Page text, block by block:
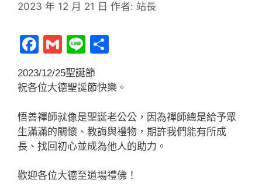
2023 年 12 月 21 日 作者: 站長
F
c
b
o
o
k
G
m
ai
Li
n
e
2023/12/25聖誕節
祝各位大德聖誕節快樂。
悟善禪師就像是聖誕老公公，因為禪師總是給予眾
生滿滿的關懷、教誨與禮物，期許我們能有所成
長、找回初心並成為他人的助力。
歡迎各位大德至道場禮佛！